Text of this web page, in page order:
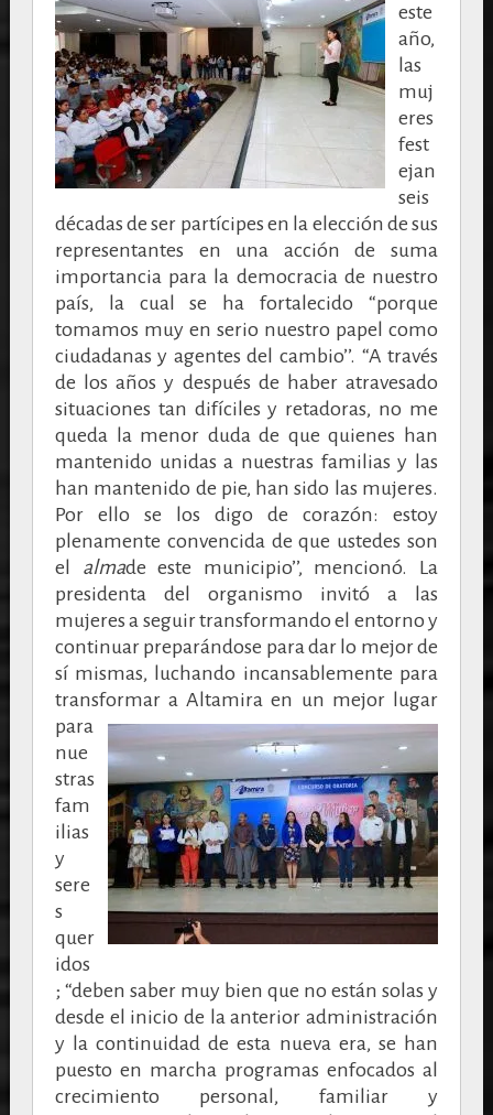
este
año,
las
muj
eres
fest
ejan
seis
décadas de ser partícipes en la elección de sus
representantes en una acción de suma
importancia para la democracia de nuestro
país, la cual se ha fortalecido “porque
tomamos muy en serio nuestro papel como
ciudadanas y agentes del cambio’’. “A través
de los años y después de haber atravesado
situaciones tan difíciles y retadoras, no me
queda la menor duda de que quienes han
mantenido unidas a nuestras familias y las
han mantenido de pie, han sido las mujeres.
Por ello se los digo de corazón: estoy
plenamente convencida de que ustedes son
el almade este municipio’’, mencionó. La
presidenta del organismo invitó a las
mujeres a seguir transformando el entorno y
continuar preparándose para dar lo mejor de
sí mismas, luchando incansablemente para
transformar aAltamira en un mejor lugar
para
nue
stras
fam
ilias
y
sere
s
quer
idos
; “deben saber muy bien que no están solas y
desde el inicio de la anterior administración
y la continuidad de esta nueva era, se han
puesto en marcha programas enfocados al
crecimiento personal, familiar y